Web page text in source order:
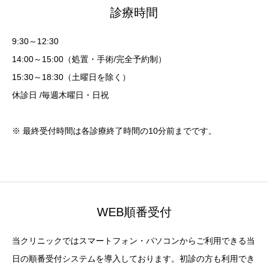
診療時間
9:30～12:30
14:00～15:00（処置・手術/完全予約制）
15:30～18:30（土曜日を除く）
休診日 /毎週木曜日・日祝
※ 最終受付時間は各診療終了時間の10分前までです。
WEB順番受付
当クリニックではスマートフォン・パソコンからご利用できる当
日の順番受付システムを導入しております。初診の方も利用でき